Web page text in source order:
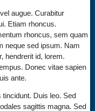
augue. Curabitur
Etiam rhoncus.
rhoncus, sem quam
neque sed ipsum. Nam
hendrerit id, lorem.
Donec vitae sapien
ante.
Duis leo. Sed
sagittis magna. Sed